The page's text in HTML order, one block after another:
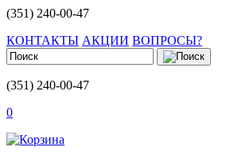
(351) 240-00-47
КОНТАКТЫ АКЦИИ ВОПРОСЫ?
(351) 240-00-47
0